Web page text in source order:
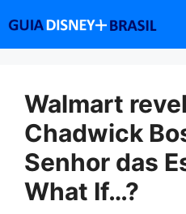
conteúdo
Walmart
Chadwick
Senhor das
What If…?